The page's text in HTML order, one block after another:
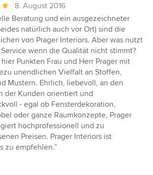
8. August 2016
Beratung und ein ausgezeichneter
natürlich auch vor Ort) sind die
von Prager Interiors. Aber was nutzt
wenn die Qualität nicht stimmt?
Punkten Frau und Herr Prager mit
unendlichen Vielfalt an Stoffen,
Mustern. Ehrlich, liebevoll, an den
der Kunden orientiert und
- egal ob Fensterdekoration,
oder ganze Raumkonzepte, Prager
hochprofessionell und zu
Preisen. Prager Interiors ist
zu empfehlen.”